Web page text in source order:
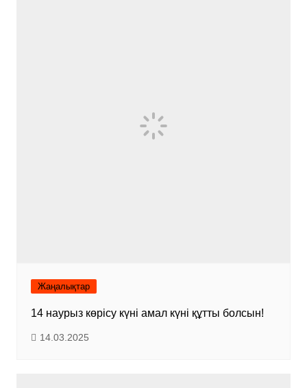
Жаңалықтар
14 наурыз көрісу күні амал күні құтты болсын!
14.03.2025